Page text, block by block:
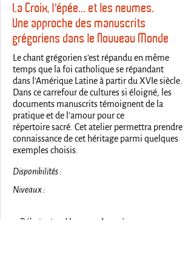
La Croix, l'épée... et les neumes.
Une approche des manuscrits
grégoriens dans le Nouveau Monde
Le chant grégorien s’est répandu en même
temps que la foi catholique se répandant
dans l’Amérique Latine à partir du XVIe siècle.
Dans ce carrefour de cultures si éloigné, les
documents manuscrits témoignent de la
pratique et de l’amour pour ce
répertoire sacré. Cet atelier permettra prendre
connaissance de cet héritage parmi quelques
exemples choisis.
Disponibilités :
Niveaux :
1. Débutant, 2. Moyen, 3. Avancé